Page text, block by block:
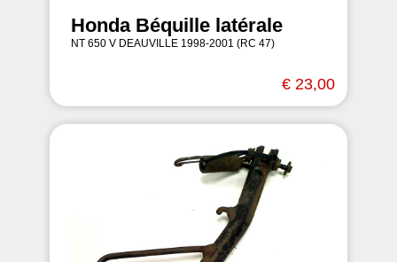
Honda Béquille latérale
NT 650 V DEAUVILLE 1998-2001 (RC 47)
€ 23,00